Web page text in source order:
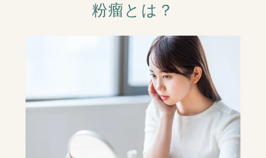
粉瘤とは？